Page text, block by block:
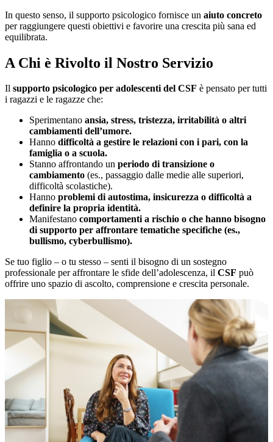
In questo senso, il supporto psicologico fornisce un aiuto concreto
per raggiungere questi obiettivi e favorire una crescita più sana ed
equilibrata.
A Chi è Rivolto il Nostro Servizio
Il supporto psicologico per adolescenti del CSF è pensato per tutti
i ragazzi e le ragazze che:
Sperimentano ansia, stress, tristezza, irritabilità o altri
cambiamenti dell’umore.
Hanno difficoltà a gestire le relazioni con i pari, con la
famiglia o a scuola.
Stanno affrontando un periodo di transizione o
cambiamento (es., passaggio dalle medie alle superiori,
difficoltà scolastiche).
Hanno problemi di autostima, insicurezza o difficoltà a
definire la propria identità.
Manifestano comportamenti a rischio o che hanno bisogno
di supporto per affrontare tematiche specifiche (es.,
bullismo, cyberbullismo).
Se tuo figlio – o tu stesso – senti il bisogno di un sostegno
professionale per affrontare le sfide dell’adolescenza, il CSF può
offrire uno spazio di ascolto, comprensione e crescita personale.